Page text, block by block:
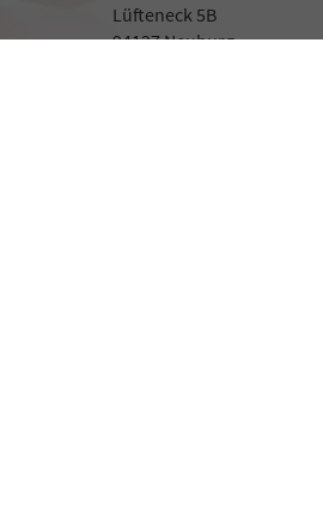
Lüfteneck 5B
94127 Neuburg